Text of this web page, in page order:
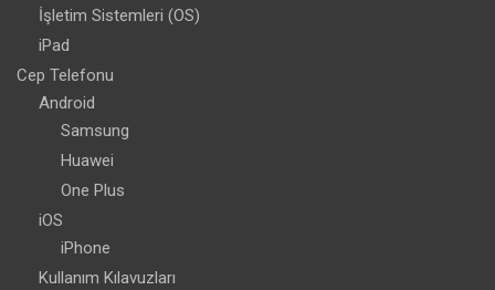
İşletim Sistemleri (OS)
iPad
Cep Telefonu
Android
Samsung
Huawei
One Plus
iOS
iPhone
Kullanım Kılavuzları